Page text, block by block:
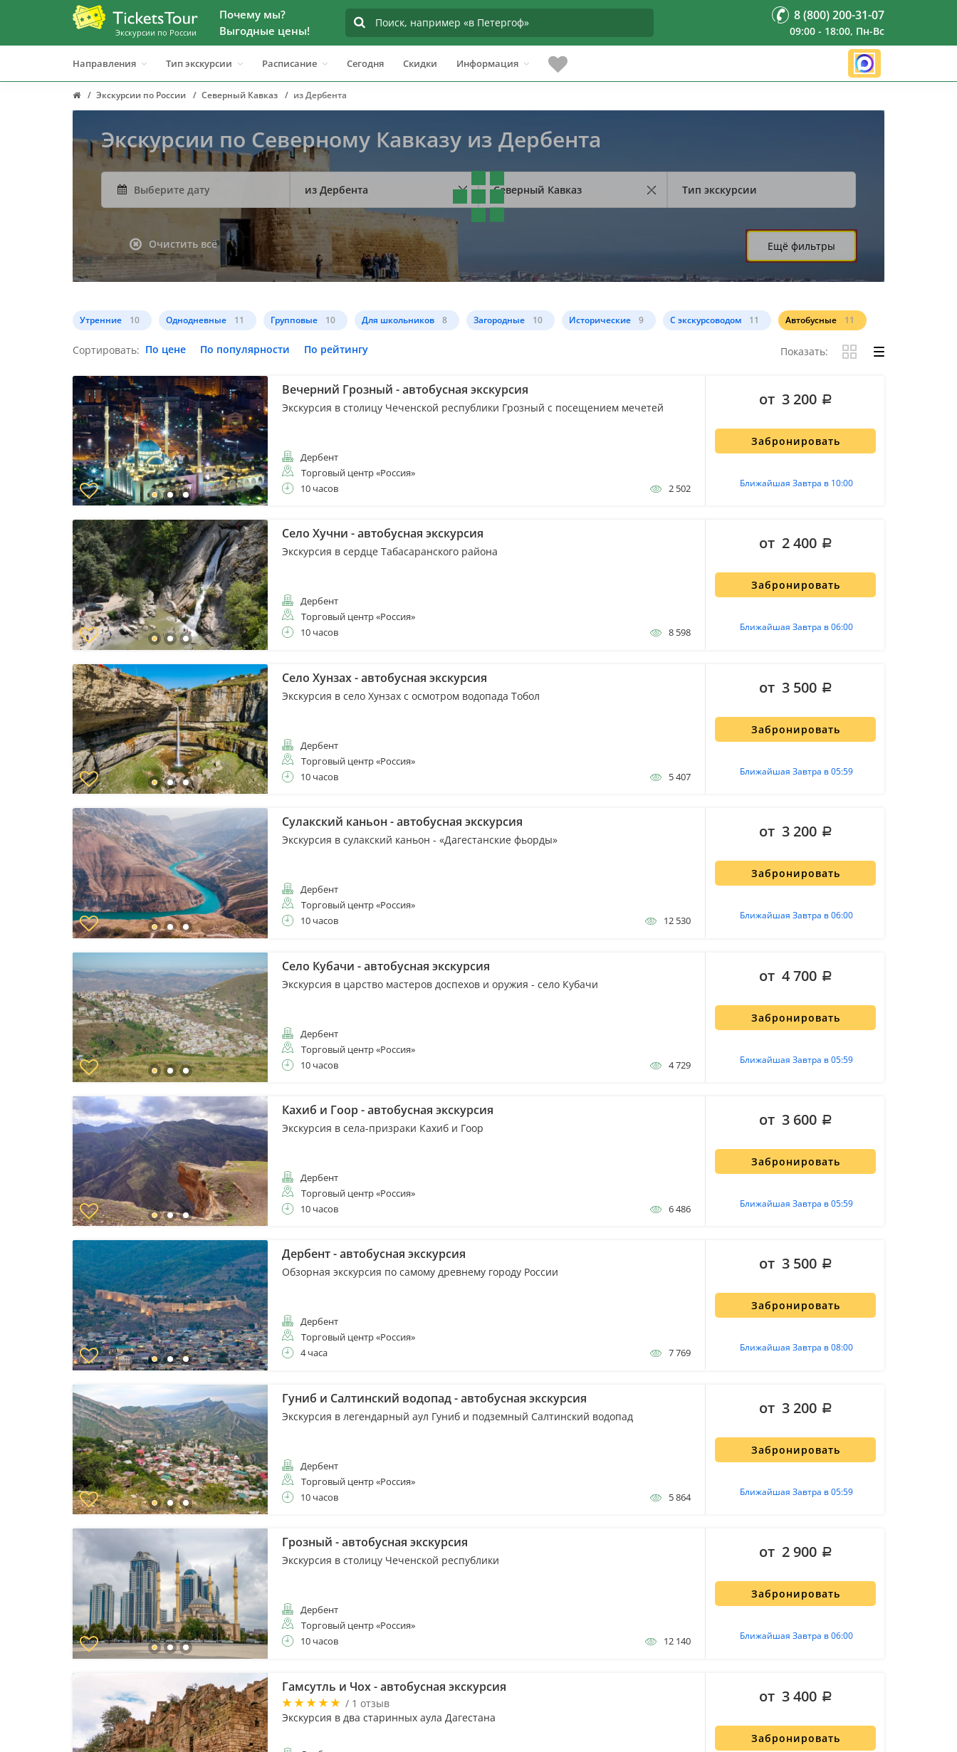
Экскурсии по России
Почему мы?
Выгодные цены!
8 (800) 200-31-07
09:00 - 18:00, Пн-Вс
Направления Тип экскурсии Расписание Сегодня Скидки Информация
Экскурсии по России Северный Кавказ из Дербента
Экскурсии по Северному Кавказу из Дербента
из Дербента Северный Кавказ Тип экскурсии
Очистить всё Ещё фильтры
Утренние 10 Однодневные 11 Групповые 10 Для школьников 8 Загородные 10 Исторические 9 С экскурсоводом 11 Автобусные 11
Сортировать: По цене По популярности По рейтингу Показать:
Вечерний Грозный - автобусная экскурсия
Экскурсия в столицу Чеченской республики Грозный с посещением мечетей
Дербент
Торговый центр «Россия»
10 часов
2 502
Забронировать
Ближайшая Завтра в 10:00
от 3 200
Село Хучни - автобусная экскурсия
Экскурсия в сердце Табасаранского района
Дербент
Торговый центр «Россия»
10 часов
8 598
Забронировать
Ближайшая Завтра в 06:00
от 2 400
Село Хунзах - автобусная экскурсия
Экскурсия в село Хунзах с осмотром водопада Тобол
Дербент
Торговый центр «Россия»
10 часов
5 407
Забронировать
Ближайшая Завтра в 05:59
от 3 500
Сулакский каньон - автобусная экскурсия
Экскурсия в сулакский каньон - «Дагестанские фьорды»
Дербент
Торговый центр «Россия»
10 часов
12 530
Забронировать
Ближайшая Завтра в 06:00
от 3 200
Село Кубачи - автобусная экскурсия
Экскурсия в царство мастеров доспехов и оружия - село Кубачи
Дербент
Торговый центр «Россия»
10 часов
4 729
Забронировать
Ближайшая Завтра в 05:59
от 4 700
Кахиб и Гоор - автобусная экскурсия
Экскурсия в села-призраки Кахиб и Гоор
Дербент
Торговый центр «Россия»
10 часов
6 486
Забронировать
Ближайшая Завтра в 05:59
от 3 600
Дербент - автобусная экскурсия
Обзорная экскурсия по самому древнему городу России
Дербент
Торговый центр «Россия»
4 часа
7 769
Забронировать
Ближайшая Завтра в 08:00
от 3 500
Гуниб и Салтинский водопад - автобусная экскурсия
Экскурсия в легендарный аул Гуниб и подземный Салтинский водопад
Дербент
Торговый центр «Россия»
10 часов
5 864
Забронировать
Ближайшая Завтра в 05:59
от 3 200
Грозный - автобусная экскурсия
Экскурсия в столицу Чеченской республики
Дербент
Торговый центр «Россия»
10 часов
12 140
Забронировать
Ближайшая Завтра в 06:00
от 2 900
Гамсутль и Чох - автобусная экскурсия
/ 1 отзыв
Экскурсия в два старинных аула Дагестана
Забронировать
от 3 400